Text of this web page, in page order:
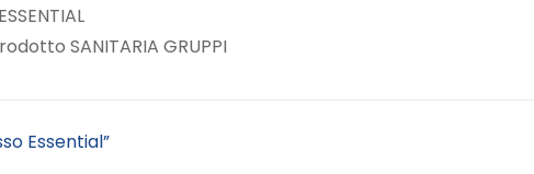
SANITARIA GRUPPI
Essential”